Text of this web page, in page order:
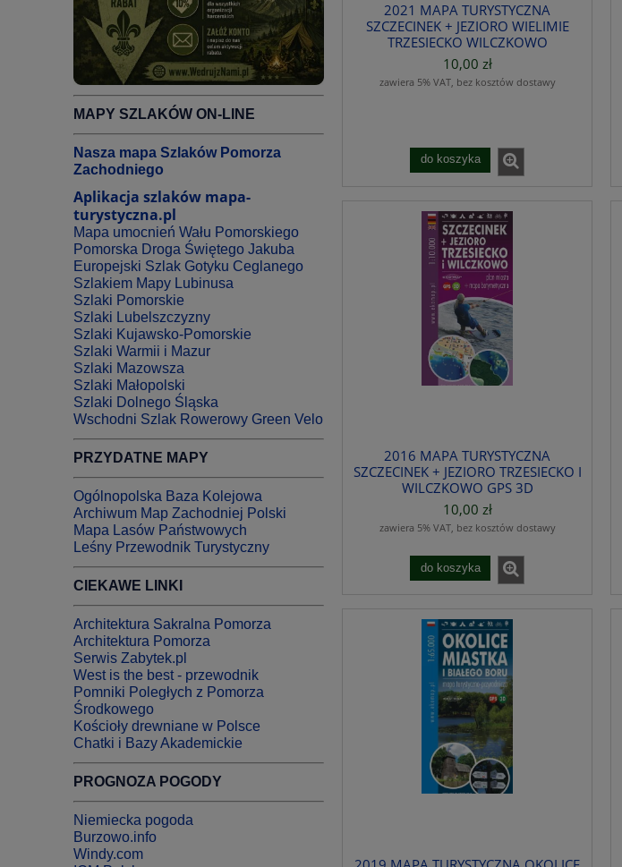
MAPY SZLAKÓW ON-LINE
Nasza mapa Szlaków Pomorza
Zachodniego
Aplikacja szlaków mapa-
turystyczna.pl
Mapa umocnień Wału Pomorskiego
Pomorska Droga Świętego Jakuba
Europejski Szlak Gotyku Ceglanego
Szlakiem Mapy Lubinusa
Szlaki Pomorskie
Szlaki Lubelszczyzny
Szlaki Kujawsko-Pomorskie
Szlaki Warmii i Mazur
Szlaki Mazowsza
Szlaki Małopolski
Szlaki Dolnego Śląska
Wschodni Szlak Rowerowy Green Velo
PRZYDATNE MAPY
Ogólnopolska Baza Kolejowa
Archiwum Map Zachodniej Polski
Mapa Lasów Państwowych
Leśny Przewodnik Turystyczny
CIEKAWE LINKI
Architektura Sakralna Pomorza
Architektura Pomorza
Serwis Zabytek.pl
West is the best - przewodnik
Pomniki Poległych z Pomorza
Środkowego
Kościoły drewniane w Polsce
Chatki i Bazy Akademickie
PROGNOZA POGODY
Niemiecka pogoda
Burzowo.info
Windy.com
2021 MAPA TURYSTYCZNA
SZCZECINEK + JEZIORO WIELIMIE
TRZESIECKO WILCZKOWO
10,00 zł
zawiera 5% VAT, bez kosztów dostawy
do koszyka
2016 MAPA TURYSTYCZNA
SZCZECINEK + JEZIORO TRZESIECKO I
WILCZKOWO GPS 3D
10,00 zł
zawiera 5% VAT, bez kosztów dostawy
do koszyka